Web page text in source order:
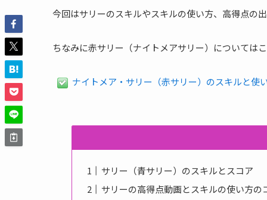
今回はサリーのスキルやスキルの使い方、高得点の
ちなみに赤サリー（ナイトメアサリー）については
ナイトメア・サリー（赤サリー）のスキルと使
サリー（青サリー）のスキルとスコア
サリーの高得点動画とスキルの使い方の